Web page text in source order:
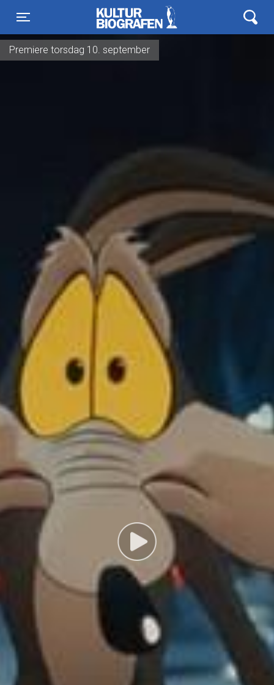
Toggle navigation
Kulturbiografen
Premiere torsdag 10. september